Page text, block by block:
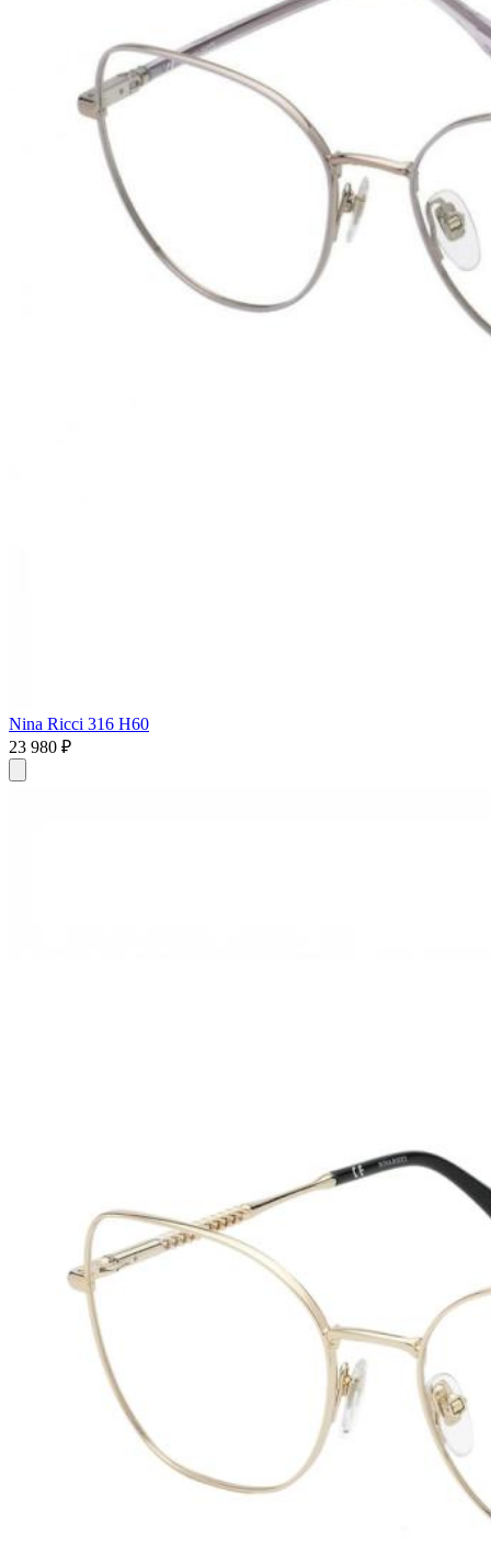
Nina Ricci 316 H60
23 980 ₽